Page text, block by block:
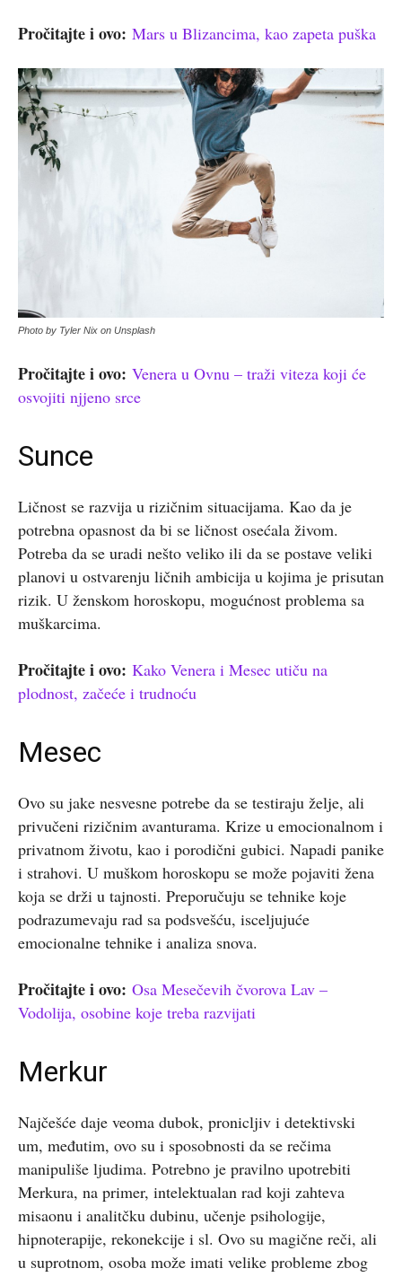
Pročitajte i ovo: Mars u Blizancima, kao zapeta puška
Photo by Tyler Nix on Unsplash
Pročitajte i ovo: Venera u Ovnu – traži viteza koji će
osvojiti njjeno srce
Sunce
Ličnost se razvija u rizičnim situacijama. Kao da je
potrebna opasnost da bi se ličnost osećala živom.
Potreba da se uradi nešto veliko ili da se postave veliki
planovi u ostvarenju ličnih ambicija u kojima je prisutan
rizik. U ženskom horoskopu, mogućnost problema sa
muškarcima.
Pročitajte i ovo: Kako Venera i Mesec utiču na
plodnost, začeće i trudnoću
Mesec
Ovo su jake nesvesne potrebe da se testiraju želje, ali
privučeni rizičnim avanturama. Krize u emocionalnom i
privatnom životu, kao i porodični gubici. Napadi panike
i strahovi. U muškom horoskopu se može pojaviti žena
koja se drži u tajnosti. Preporučuju se tehnike koje
podrazumevaju rad sa podsvešću, isceljujuće
emocionalne tehnike i analiza snova.
Pročitajte i ovo: Osa Mesečevih čvorova Lav –
Vodolija, osobine koje treba razvijati
Merkur
Najčešće daje veoma dubok, pronicljiv i detektivski
um, međutim, ovo su i sposobnosti da se rečima
manipuliše ljudima. Potrebno je pravilno upotrebiti
Merkura, na primer, intelektualan rad koji zahteva
misaonu i analitčku dubinu, učenje psihologije,
hipnoterapije, rekonekcije i sl. Ovo su magične reči, ali
u suprotnom, osoba može imati velike probleme zbog